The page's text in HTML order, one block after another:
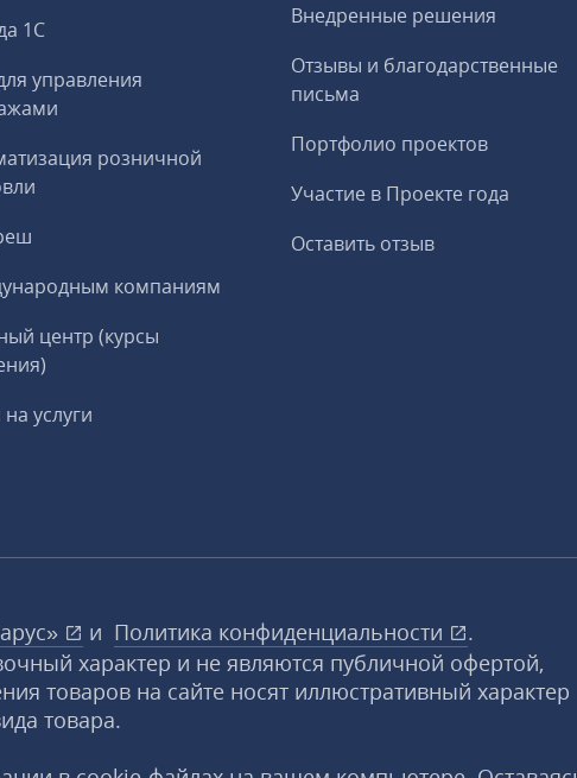
1С
управления
розничной
компаниям
центр (курсы
услуги
Внедренные решения
Отзывы и благодарственные
письма
Портфолио проектов
Участие в Проекте года
Оставить отзыв
и Политика конфиденциальности
.
характер и не являются публичной офертой,
товаров на сайте носят иллюстративный характер
товара.